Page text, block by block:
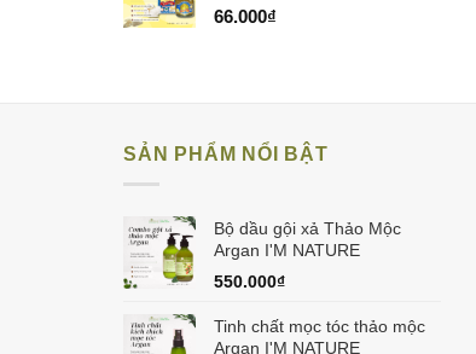
66.000₫
SẢN PHẨM NỔI BẬT
Bộ dầu gội xả Thảo Mộc
Argan I'M NATURE
550.000₫
Tinh chất mọc tóc thảo mộc
Argan I'M NATURE